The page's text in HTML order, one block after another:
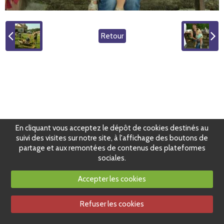
Retour
En cliquant vous acceptez le dépôt de cookies destinés au
suivi des visites sur notre site, à l'affichage des boutons de
partage et aux remontées de contenus des plateformes
sociales.
Accepter les cookies
Refuser les cookies